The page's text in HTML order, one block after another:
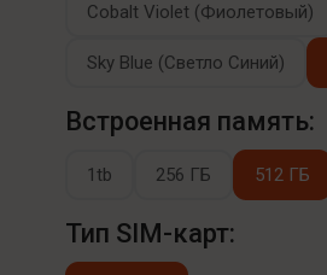
Cobalt Violet (Фиолетовый)
Sky Blue (Светло Синий)
Встроенная память:
1tb 256 ГБ 512 ГБ
Тип SIM-карт: